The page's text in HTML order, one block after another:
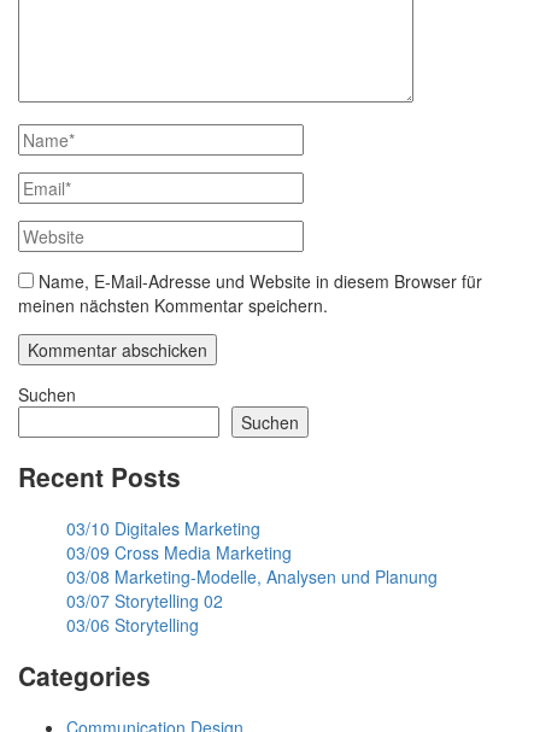
Name, E-Mail-Adresse und Website in diesem Browser für
meinen nächsten Kommentar speichern.
Suchen
Suchen
Recent Posts
03/10 Digitales Marketing
03/09 Cross Media Marketing
03/08 Marketing-Modelle, Analysen und Planung
03/07 Storytelling 02
03/06 Storytelling
Categories
Communication Design